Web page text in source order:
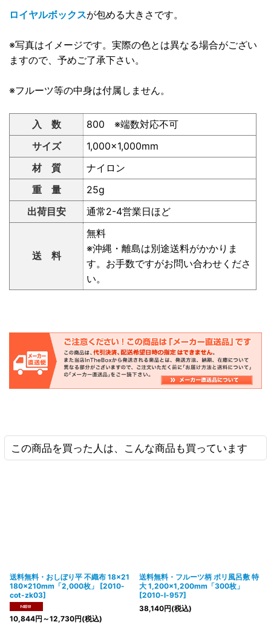
ロイヤルボックスが包める大きさです。
※写真はイメージです。実際の色とは異なる場合がござい
ますので、予めご了承下さい。
※フルーツ等の中身は付属しません。
入 数
800 ※端数対応不可
サイズ
1,000×1,000mm
材 質
ナイロン
重 量
25g
出荷目安
通常2-4営業日ほど
送 料
無料
※沖縄・離島は別途送料がかかりま
す。お手数ですがお問い合わせくださ
い。
この商品を買った人は、こんな商品も買っています
送料無料・おしぼり平 不織布 18×21
180×210mm「2,000枚」
[2010-
cot-zk03]
10,844円 ～12,730円(税込)
送料無料・フルーツ柄 ポリ風呂敷 特
大 1,200×1,200mm「300枚」
[2010-l-957]
38,140円(税込)